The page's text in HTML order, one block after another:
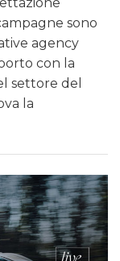
sono
agency
con la
settore del
la